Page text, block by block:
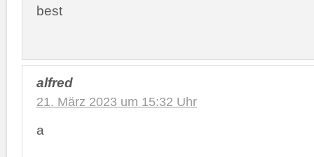
best
alfred
21. März 2023 um 15:32 Uhr
a